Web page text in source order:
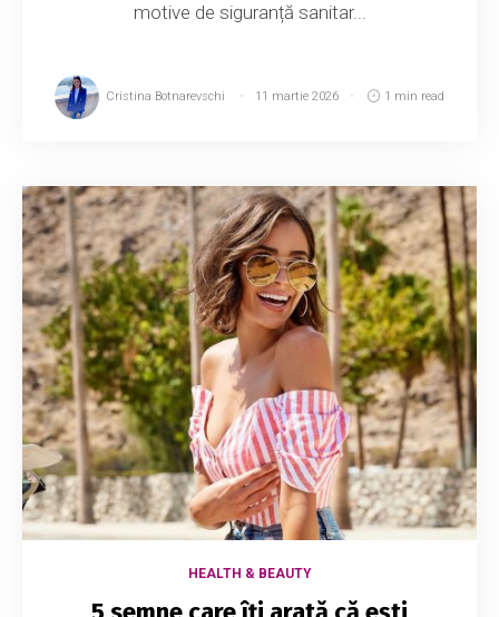
motive de siguranță sanitar...
Cristina Botnarevschi 11 martie 2026 1 min read
HEALTH & BEAUTY